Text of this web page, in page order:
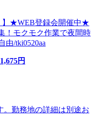
】★WEB登録会開催中★
！モクモク作業で夜間時
由/tki0520aa
1,675円
勤務地の詳細は別途お